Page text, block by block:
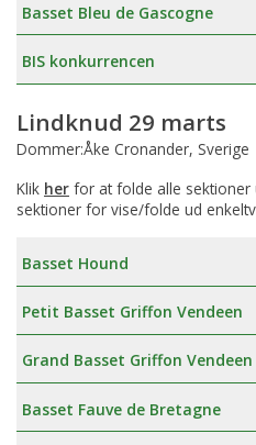
Basset Bleu de Gascogne
BIS konkurrencen
Lindknud 29 marts
Dommer:Åke Cronander, Sverige
Klik her for at folde alle sektioner
sektioner for vise/folde ud
Basset Hound
Petit Basset Griffon Vendeen
Grand Basset Griffon Vendeen
Basset Fauve de Bretagne